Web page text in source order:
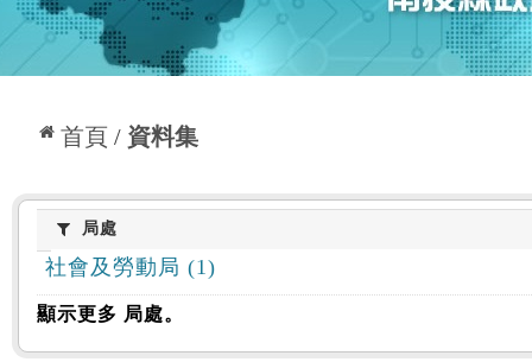
首頁 資料集
:::
局處局處
社會及勞動局 (1)
顯示更多 局處。